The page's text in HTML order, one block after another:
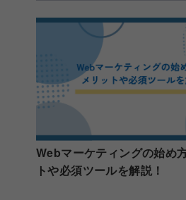
Webマーケティングの始め
トや必須ツールを解説！